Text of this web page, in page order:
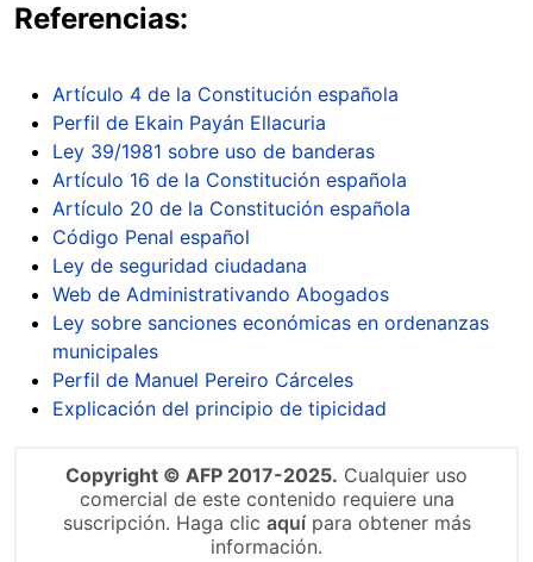
Referencias:
Artículo 4 de la Constitución española
Perfil de Ekain Payán Ellacuria
Ley 39/1981 sobre uso de banderas
Artículo 16 de la Constitución española
Artículo 20 de la Constitución española
Código Penal español
Ley de seguridad ciudadana
Web de Administrativando Abogados
Ley sobre sanciones económicas en ordenanzas
municipales
Perfil de Manuel Pereiro Cárceles
Explicación del principio de tipicidad
Copyright © AFP 2017-2025. Cualquier uso
comercial de este contenido requiere una
suscripción. Haga clic aquípara obtener más
información.